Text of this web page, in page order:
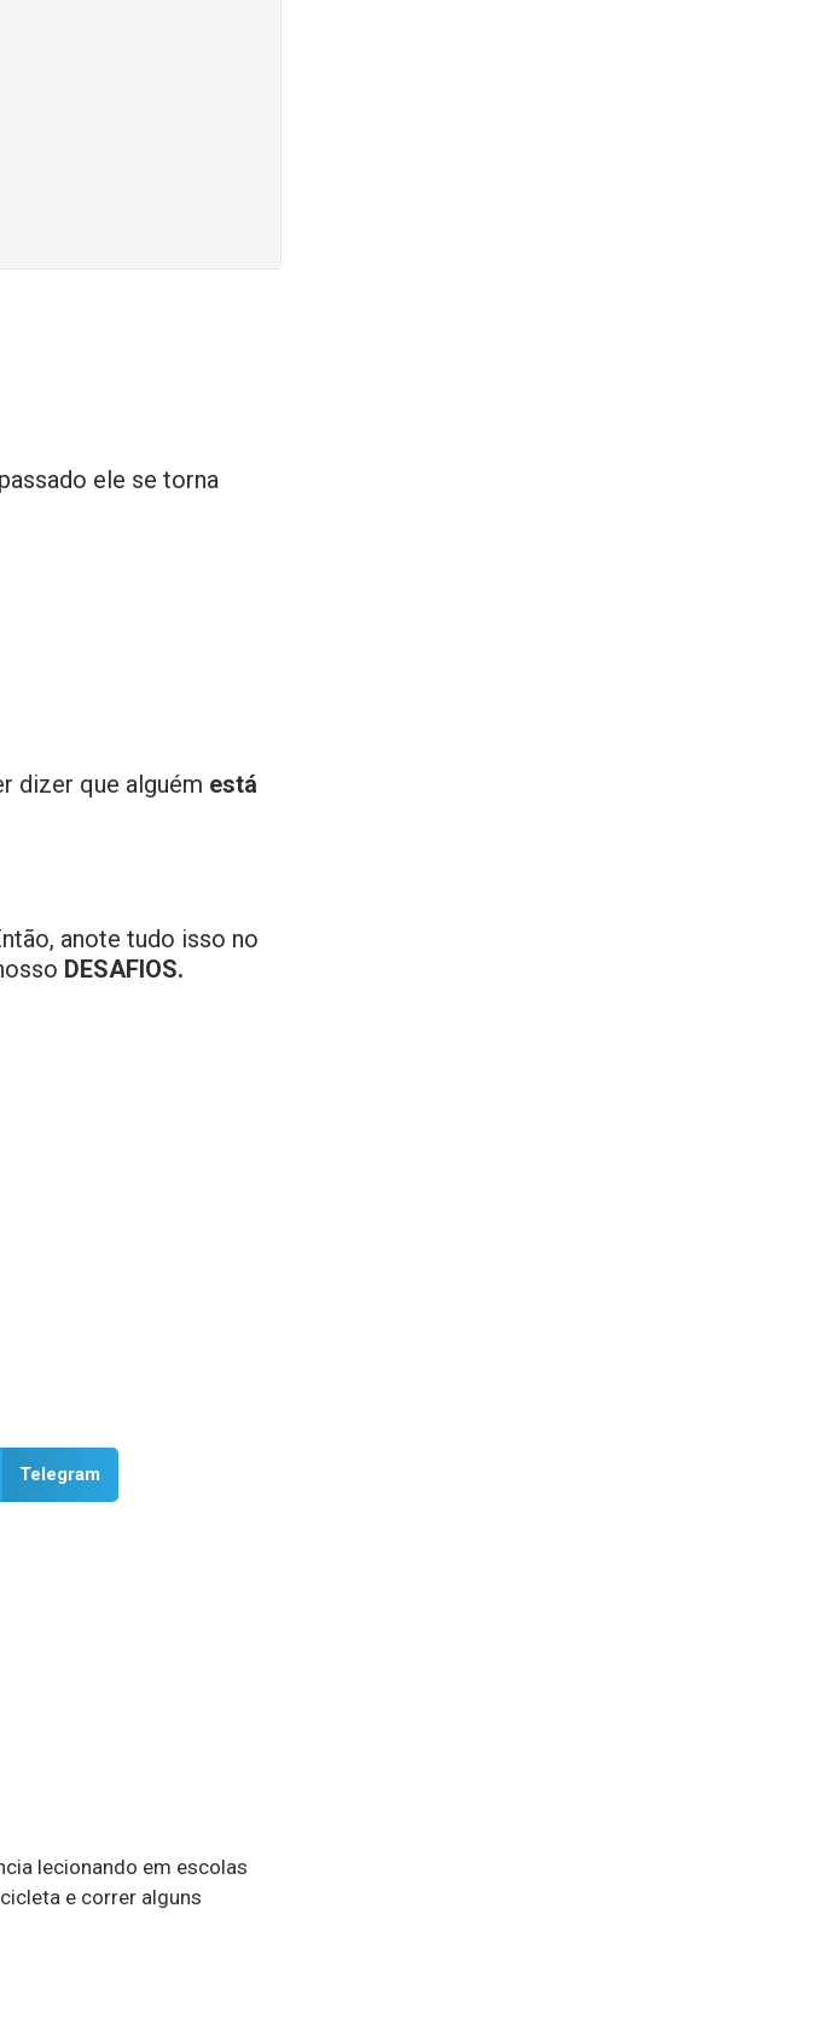
ele se torna
dizer que alguém está
anote tudo isso no
DESAFIOS.
Telegram
lecionando em escolas
e correr alguns